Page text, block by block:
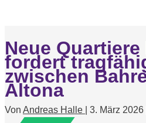
Neue
fordert
zwischen
Altona
Von Andreas Halle 3. März 2026